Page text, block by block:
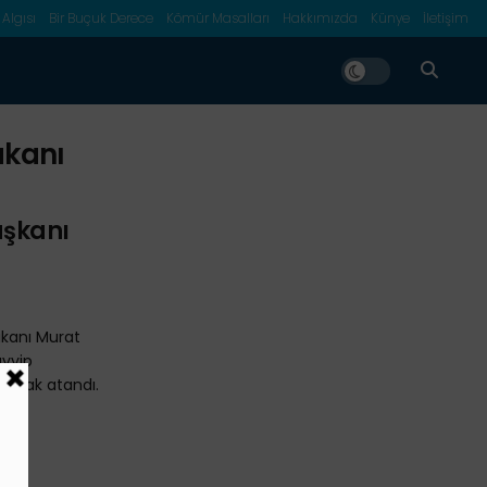
Bir Buçuk Derece Kömür Masalları Hakkımızda Künye İletişim
Murat
atandı.